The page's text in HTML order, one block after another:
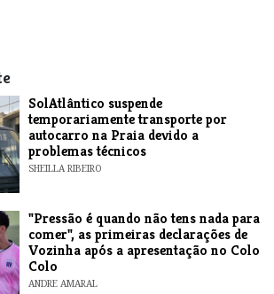
SolAtlântico suspende
temporariamente transporte por
autocarro na Praia devido a
problemas técnicos
SHEILLA RIBEIRO
"Pressão é quando não tens nada para
comer", as primeiras declarações de
Vozinha após a apresentação no Colo
Colo
ANDRE AMARAL